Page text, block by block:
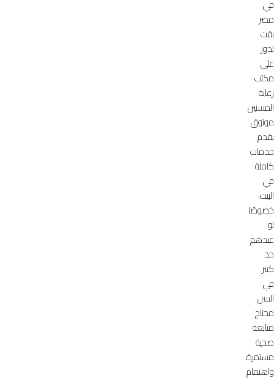
في
مصر
بقت
تدور
على
مكتب
رعاية
المسنين
موثوق
يقدم
خدمات
كاملة
في
البيت،
خصوصًا
لو
عندهم
حد
كبير
في
السن
محتاج
متابعة
صحية
مستمرة
واهتمام